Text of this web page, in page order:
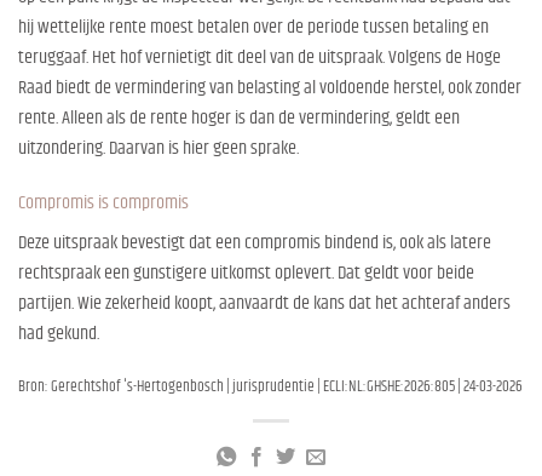
hij wettelijke rente moest betalen over de periode tussen betaling en
teruggaaf. Het hof vernietigt dit deel van de uitspraak. Volgens de Hoge
Raad biedt de vermindering van belasting al voldoende herstel, ook zonder
rente. Alleen als de rente hoger is dan de vermindering, geldt een
uitzondering. Daarvan is hier geen sprake.
Compromis is compromis
Deze uitspraak bevestigt dat een compromis bindend is, ook als latere
rechtspraak een gunstigere uitkomst oplevert. Dat geldt voor beide
partijen. Wie zekerheid koopt, aanvaardt de kans dat het achteraf anders
had gekund.
Bron: Gerechtshof 's-Hertogenbosch | jurisprudentie | ECLI:NL:GHSHE:2026:805 | 24-03-2026